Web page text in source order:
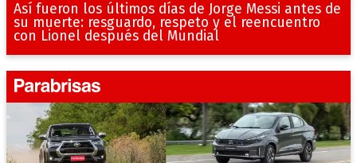
Así fueron los últimos días de Jorge Messi antes de
su muerte: resguardo, respeto y el reencuentro
con Lionel después del Mundial